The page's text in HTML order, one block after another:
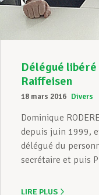
Délégué libéré
Raiffeisen
18 mars 2016 Divers
Dominique
depuis juin 1999,
délégué du
secrétaire et puis
LIRE PLUS